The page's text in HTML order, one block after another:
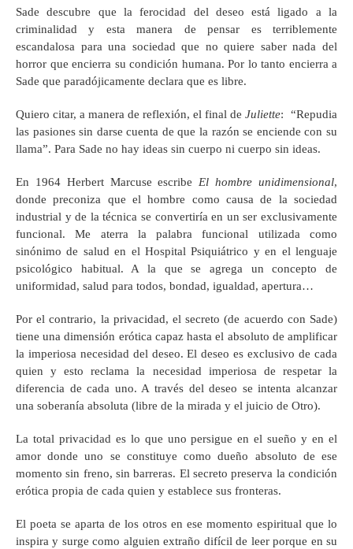
Sade descubre que la ferocidad del deseo está ligado a la
criminalidad y esta manera de pensar es terriblemente
escandalosa para una sociedad que no quiere saber nada del
horror que encierra su condición humana. Por lo tanto encierra a
Sade que paradójicamente declara que es libre.
Quiero citar, a manera de reflexión, el final de Juliette: “Repudia
las pasiones sin darse cuenta de que la razón se enciende con su
llama”. Para Sade no hay ideas sin cuerpo ni cuerpo sin ideas.
En 1964 Herbert Marcuse escribe El hombre unidimensional,
donde preconiza que el hombre como causa de la sociedad
industrial y de la técnica se convertiría en un ser exclusivamente
funcional. Me aterra la palabra funcional utilizada como
sinónimo de salud en el Hospital Psiquiátrico y en el lenguaje
psicológico habitual. A la que se agrega un concepto de
uniformidad, salud para todos, bondad, igualdad, apertura…
Por el contrario, la privacidad, el secreto (de acuerdo con Sade)
tiene una dimensión erótica capaz hasta el absoluto de amplificar
la imperiosa necesidad del deseo. El deseo es exclusivo de cada
quien y esto reclama la necesidad imperiosa de respetar la
diferencia de cada uno. A través del deseo se intenta alcanzar
una soberanía absoluta (libre de la mirada y el juicio de Otro).
La total privacidad es lo que uno persigue en el sueño y en el
amor donde uno se constituye como dueño absoluto de ese
momento sin freno, sin barreras. El secreto preserva la condición
erótica propia de cada quien y establece sus fronteras.
El poeta se aparta de los otros en ese momento espiritual que lo
inspira y surge como alguien extraño difícil de leer porque en su